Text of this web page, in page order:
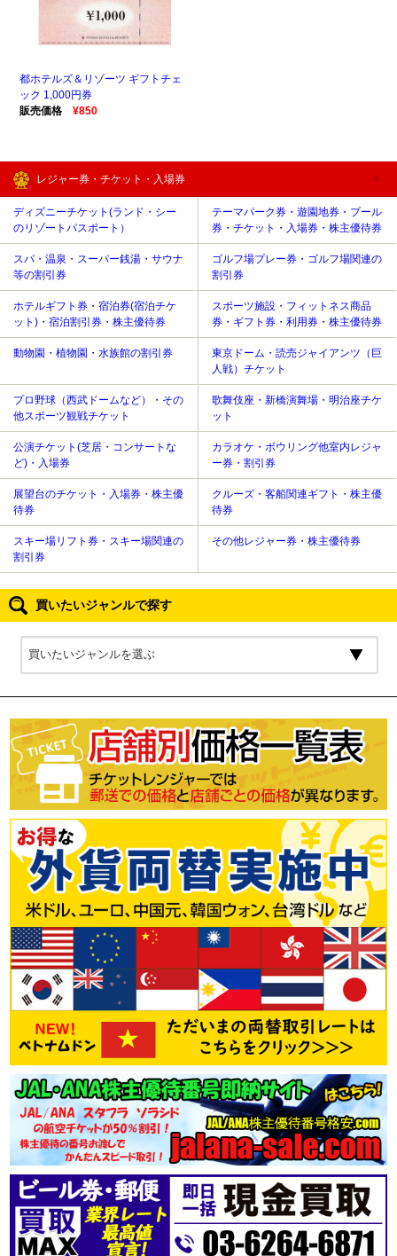
都ホテルズ＆リゾーツ ギフトチェ
ック 1,000円券
販売価格
¥850
レジャー券・チケット・入場券
ディズニーチケット(ランド・シー
のリゾートパスポート）
テーマパーク券・遊園地券・プール
券・チケット・入場券・株主優待券
スパ・温泉・スーパー銭湯・サウナ
等の割引券
ゴルフ場プレー券・ゴルフ場関連の
割引券
ホテルギフト券・宿泊券(宿泊チケ
ット)・宿泊割引券・株主優待券
スポーツ施設・フィットネス商品
券・ギフト券・利用券・株主優待券
動物園・植物園・水族館の割引券
東京ドーム・読売ジャイアンツ（巨
人戦）チケット
プロ野球（西武ドームなど）・その
他スポーツ観戦チケット
歌舞伎座・新橋演舞場・明治座チケ
ット
公演チケット(芝居・コンサートな
ど)・入場券
カラオケ・ボウリング他室内レジャ
ー券・割引券
展望台のチケット・入場券・株主優
待券
クルーズ・客船関連ギフト・株主優
待券
スキー場リフト券・スキー場関連の
割引券
その他レジャー券・株主優待券
買いたいジャンルで探す